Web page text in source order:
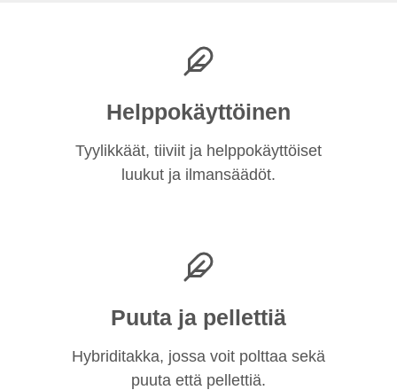
Helppokäyttöinen
Tyylikkäät, tiiviit ja helppokäyttöiset
luukut ja ilmansäädöt.
Puuta ja pellettiä
Hybriditakka, jossa voit polttaa sekä
puuta että pellettiä.